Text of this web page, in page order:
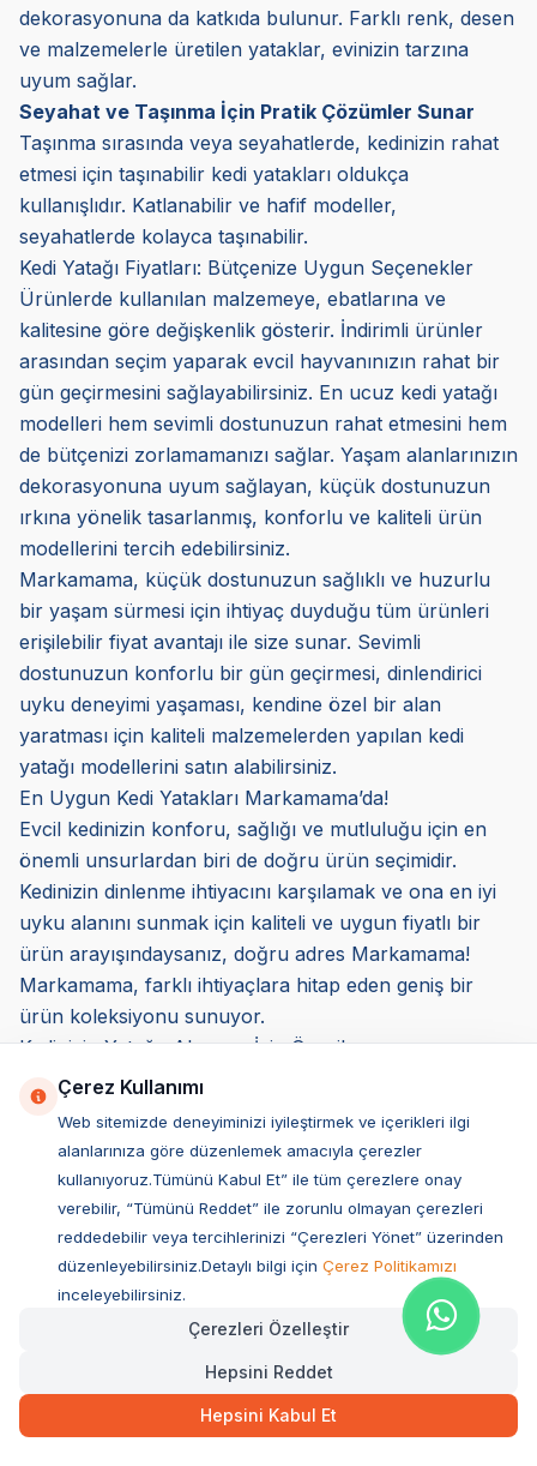
dekorasyonuna da katkıda bulunur. Farklı renk, desen
ve malzemelerle üretilen yataklar, evinizin tarzına
uyum sağlar.
Seyahat ve Taşınma İçin Pratik Çözümler Sunar
Taşınma sırasında veya seyahatlerde, kedinizin rahat
etmesi için taşınabilir kedi yatakları oldukça
kullanışlıdır. Katlanabilir ve hafif modeller,
seyahatlerde kolayca taşınabilir.
Kedi Yatağı Fiyatları: Bütçenize Uygun Seçenekler
Ürünlerde kullanılan malzemeye, ebatlarına ve
kalitesine göre değişkenlik gösterir. İndirimli ürünler
arasından seçim yaparak evcil hayvanınızın rahat bir
gün geçirmesini sağlayabilirsiniz. En ucuz kedi yatağı
modelleri hem sevimli dostunuzun rahat etmesini hem
de bütçenizi zorlamamanızı sağlar. Yaşam alanlarınızın
dekorasyonuna uyum sağlayan, küçük dostunuzun
ırkına yönelik tasarlanmış, konforlu ve kaliteli ürün
modellerini tercih edebilirsiniz.
Markamama, küçük dostunuzun sağlıklı ve huzurlu
bir yaşam sürmesi için ihtiyaç duyduğu tüm ürünleri
erişilebilir fiyat avantajı ile size sunar. Sevimli
dostunuzun konforlu bir gün geçirmesi, dinlendirici
uyku deneyimi yaşaması, kendine özel bir alan
yaratması için kaliteli malzemelerden yapılan kedi
yatağı modellerini satın alabilirsiniz.
En Uygun Kedi Yatakları Markamama’da!
Evcil kedinizin konforu, sağlığı ve mutluluğu için en
önemli unsurlardan biri de doğru ürün seçimidir.
Kedinizin dinlenme ihtiyacını karşılamak ve ona en iyi
uyku alanını sunmak için kaliteli ve uygun fiyatlı bir
ürün arayışındaysanız, doğru adres Markamama!
Markamama, farklı ihtiyaçlara hitap eden geniş bir
ürün koleksiyonu sunuyor.
Kedinizin Yatağa Alışması İçin Öneriler
Küçük dostlarınızın, evde kedi yatağına alışma süreci
bazen zorlayıcı olabilir. Bu gibi durumlarda sabırlı
olmalı ve rutin oluşturmaya özen göstermelisiniz.
Bebeklik döneminden beri sert zeminlerde uyuyan
küçük dostlarınız, yumuşak ve hafif ürünlere daha zor
alışabilir. Küçük dostunuzun, yavru olduğu
zamanlardan itibaren yumuşak ve konforlu ürünlerde
yatmasına dikkat edebilirsiniz. Küçük dostunuza ilk
doğduğu andan itibaren yumuşak ve rahat, yavru kedi
yataklarının konforuna alıştırmanız yetişkinlik
dönemlerinde rahat etmenizi sağlar.
Ürünün temiz olması ve kaliteli malzemeden yapılması,
Çerez Kullanımı
Web sitemizde deneyiminizi iyileştirmek ve içerikleri ilgi
alanlarınıza göre düzenlemek amacıyla çerezler
kullanıyoruz.Tümünü Kabul Et” ile tüm çerezlere onay
verebilir, “Tümünü Reddet” ile zorunlu olmayan çerezleri
reddedebilir veya tercihlerinizi “Çerezleri Yönet” üzerinden
düzenleyebilirsiniz.Detaylı bilgi için Çerez Politikamızı
inceleyebilirsiniz.
Çerezleri Özelleştir
Hepsini Reddet
Hepsini Kabul Et